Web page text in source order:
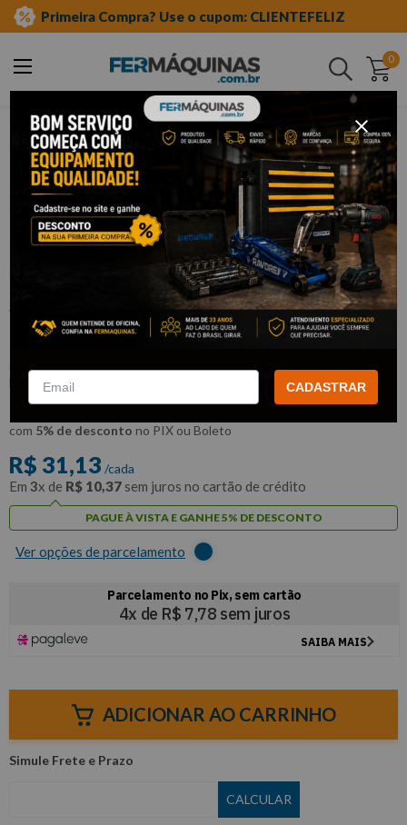
Primeira Compra? Use o cupom: CLIENTEFELIZ
0
Buscar
ferramentas manuais
soquetes e acessórios
soquetes de meia"
impacto longo
Soquete de Impacto Sextavado Longo
1/2" x 16 mm - WAFT
:F6108
WAFT
R$29,57
com 5% de desconto no PIX ou Boleto
R$ 31,13 /cada
Em 3x de R$ 10,37 sem juros no cartão de crédito
PAGUE À VISTA E GANHE 5% DE DESCONTO
Ver opções de parcelamento
ADICIONAR AO CARRINHO
CADASTRAR